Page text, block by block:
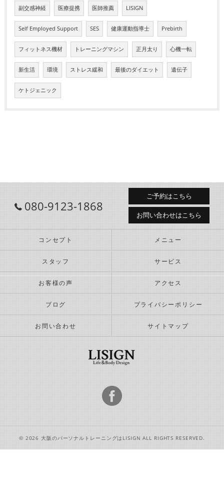
副交感神経 医療提携 医師推薦 LISIGN
Self Employed Support SES 健康運動指導士 Prebirth
フィットネス機材 トレーニングマシン 正月太り 心機一転
新生活 環境 ストレス緩和 最後のダイエット 遺伝子
ケトジェニック
080-9123-1868
ご予約はこちら
お問い合わせはこちら
コンセプト メニュー
スタッフ サービス
お客様の声 アクセス
ブログ プライバシーポリシー
お問い合わせ サイトマップ
© 2026 大阪のパーソナルトレーニングはLISIGN ALL RIGHTS RESERVED.